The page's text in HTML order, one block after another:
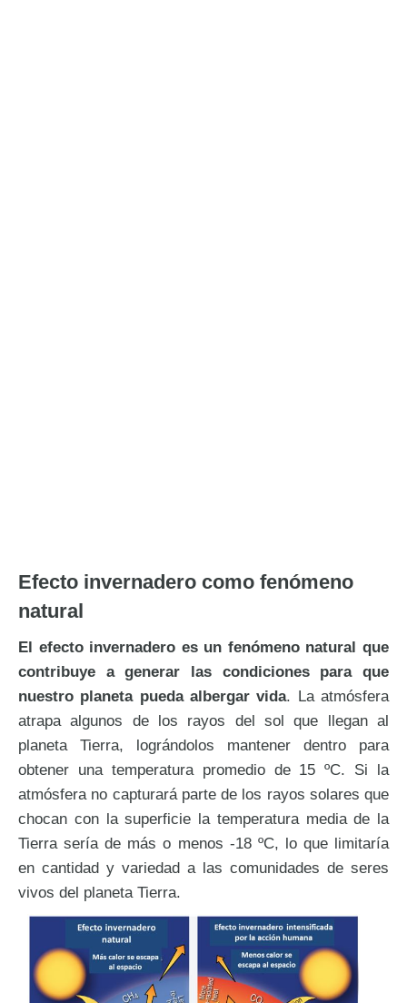
Efecto invernadero como fenómeno
natural
El efecto invernadero es un fenómeno natural que
contribuye a generar las condiciones para que
nuestro planeta pueda albergar vida. La atmósfera
atrapa algunos de los rayos del sol que llegan al
planeta Tierra, lográndolos mantener dentro para
obtener una temperatura promedio de 15 ºC. Si la
atmósfera no capturará parte de los rayos solares que
chocan con la superficie la temperatura media de la
Tierra sería de más o menos -18 ºC, lo que limitaría
en cantidad y variedad a las comunidades de seres
vivos del planeta Tierra.